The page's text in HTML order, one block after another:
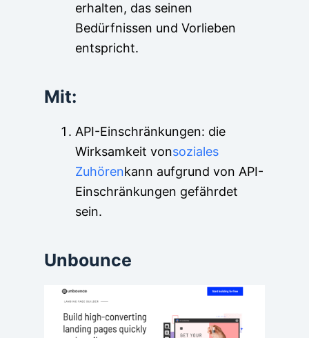
erhalten, das seinen
Bedürfnissen und Vorlieben
entspricht.
Mit:
API-Einschränkungen: die
Wirksamkeit vonsoziales
Zuhörenkann aufgrund von API-
Einschränkungen gefährdet
sein.
Unbounce